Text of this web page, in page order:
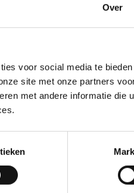
Over
voor social media te
site met onze partners
met andere informatie die